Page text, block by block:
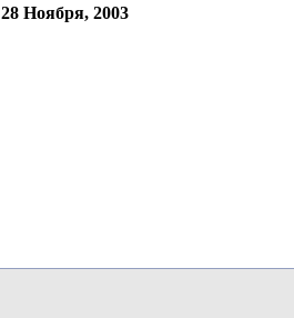
28 Ноября, 2003